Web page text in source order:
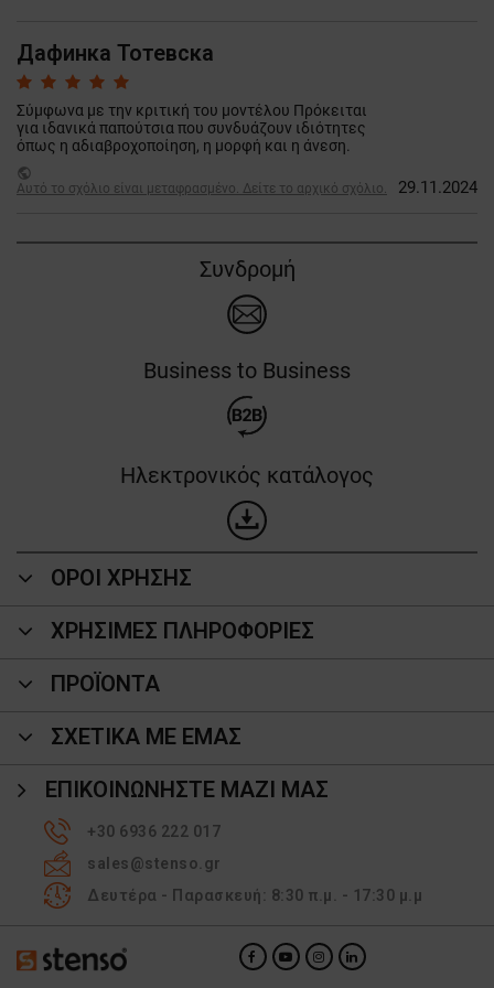
Дафинка Тотевска
Σύμφωνα με την κριτική του μοντέλου Πρόκειται
για ιδανικά παπούτσια που συνδυάζουν ιδιότητες
όπως η αδιαβροχοποίηση, η μορφή και η άνεση.
public
Αυτό το σχόλιο είναι μεταφρασμένο. Δείτε το αρχικό σχόλιο.
29.11.2024
Συνδρομή
Business to Business
Ηλεκτρονικός κατάλογος
ΟΡΟΙ ΧΡΗΣΗΣ
ΧΡΗΣΙΜΕΣ ΠΛΗΡΟΦΟΡΙΕΣ
ΠΡΟΪΌΝΤΑ
ΣΧΕΤΙΚΑ ΜΕ ΕΜΑΣ
ΕΠΙΚΟΙΝΩΝΉΣΤΕ ΜΑΖΊ ΜΑΣ
+30 6936 222 017
sales@stenso.gr
Δευτέρα - Παρασκευή: 8:30 π.μ. - 17:30 μ.μ